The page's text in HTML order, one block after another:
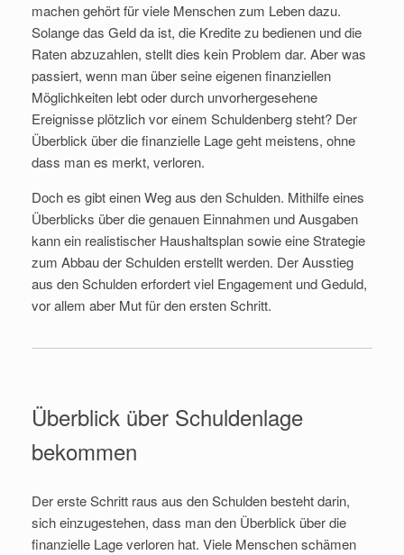
machen gehört für viele Menschen zum Leben dazu.
Solange das Geld da ist, die Kredite zu bedienen und die
Raten abzuzahlen, stellt dies kein Problem dar. Aber was
passiert, wenn man über seine eigenen finanziellen
Möglichkeiten lebt oder durch unvorhergesehene
Ereignisse plötzlich vor einem Schuldenberg steht? Der
Überblick über die finanzielle Lage geht meistens, ohne
dass man es merkt, verloren.
Doch es gibt einen Weg aus den Schulden. Mithilfe eines
Überblicks über die genauen Einnahmen und Ausgaben
kann ein realistischer Haushaltsplan sowie eine Strategie
zum Abbau der Schulden erstellt werden. Der Ausstieg
aus den Schulden erfordert viel Engagement und Geduld,
vor allem aber Mut für den ersten Schritt.
Überblick über Schuldenlage
bekommen
Der erste Schritt raus aus den Schulden besteht darin,
sich einzugestehen, dass man den Überblick über die
finanzielle Lage verloren hat. Viele Menschen schämen